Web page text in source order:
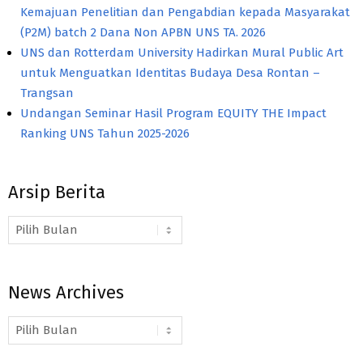
Kemajuan Penelitian dan Pengabdian kepada Masyarakat
(P2M) batch 2 Dana Non APBN UNS TA. 2026
UNS dan Rotterdam University Hadirkan Mural Public Art
untuk Menguatkan Identitas Budaya Desa Rontan –
Trangsan
Undangan Seminar Hasil Program EQUITY THE Impact
Ranking UNS Tahun 2025-2026
Arsip Berita
Arsip
Berita
News Archives
News
Archives